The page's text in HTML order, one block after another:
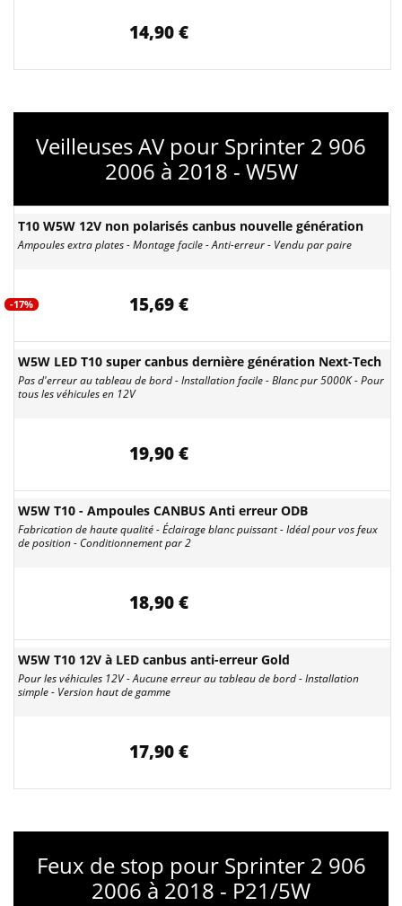
14,90 €
Veilleuses AV pour Sprinter 2 906
2006 à 2018 - W5W
T10 W5W 12V non polarisés canbus nouvelle génération
Ampoules extra plates - Montage facile - Anti-erreur - Vendu par paire
-17% 15,69 €
W5W LED T10 super canbus dernière génération Next-Tech
Pas d'erreur au tableau de bord - Installation facile - Blanc pur 5000K - Pour
tous les véhicules en 12V
19,90 €
W5W T10 - Ampoules CANBUS Anti erreur ODB
Fabrication de haute qualité - Éclairage blanc puissant - Idéal pour vos feux
de position - Conditionnement par 2
18,90 €
W5W T10 12V à LED canbus anti-erreur Gold
Pour les véhicules 12V - Aucune erreur au tableau de bord - Installation
simple - Version haut de gamme
17,90 €
Feux de stop pour Sprinter 2 906
2006 à 2018 - P21/5W